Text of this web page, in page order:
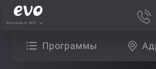
Москва и МО
Программы